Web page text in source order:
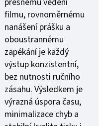
filmu, rovnoměrnému
nanášení prášku a
oboustrannému
zapékání je každý
výstup konzistentní,
bez nutnosti ručního
zásahu. Výsledkem je
výrazná úspora času,
minimalizace chyb a